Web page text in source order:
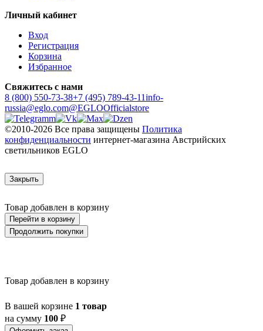
Личный кабинет
Вход
Регистрация
Корзина
Избранное
Свяжитесь с нами
8 (800) 550-73-38+7 (495) 789-43-11info-
russia@eglo.com@EGLOOfficialstore
©2010-2026 Все права защищены Политика
конфиденциальности интернет-магазина Австрийских
светильников EGLO
Закрыть
Товар добавлен в корзину
Перейти в корзину
Продолжить покупки
Товар добавлен в корзину
В вашей корзине 1 товар
на сумму 100 ₽